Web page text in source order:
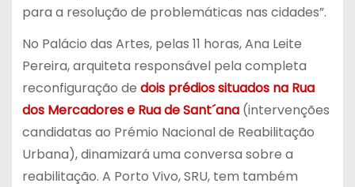
para a resolução de problemáticas nas cidades”.
No Palácio das Artes, pelas 11 horas, Ana Leite
Pereira, arquiteta responsável pela completa
reconfiguração de dois prédios situados na Rua
dos Mercadores e Rua de Sant´ana(intervenções
candidatas ao Prémio Nacional de Reabilitação
Urbana), dinamizará uma conversa sobre a
reabilitação. A Porto Vivo, SRU, tem também